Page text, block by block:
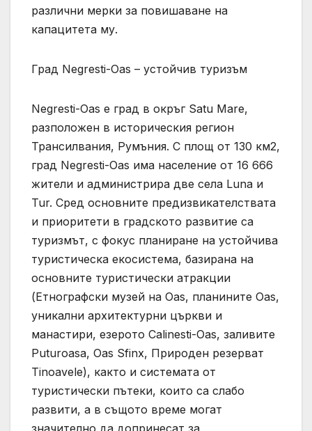
различни мерки за повишаване на
капацитета му.
Град Negresti-Oas – устойчив туризъм
Negresti-Oas е град в окръг Satu Mare,
разположен в историческия регион
Трансилвания, Румъния. С площ от 130 км2,
град Negresti-Oas има население от 16 666
жители и администрира две села Luna и
Tur. Сред основните предизвикателствата
и приоритети в градското развитие са
туризмът, с фокус планиране на устойчива
туристическа екосистема, базирана на
основните туристически атракции
(Етнографски музей на Oas, планините Oas,
уникални архитектурни църкви и
манастири, езерото Calinesti-Oas, заливите
Puturoasa, Oas Sfinx, Природен резерват
Tinoavele), както и системата от
туристически пътеки, които са слабо
развити, а в същото време могат
значително да допринесат за